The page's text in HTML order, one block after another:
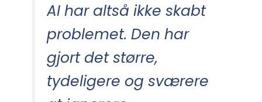
AI har altså ikke skabt
problemet. Den har
gjort det større,
tydeligere og sværere